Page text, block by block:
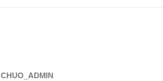
CHUO_ADMIN